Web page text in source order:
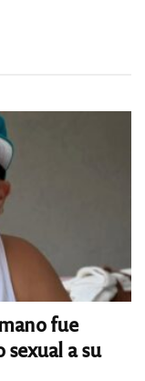
fue
a su